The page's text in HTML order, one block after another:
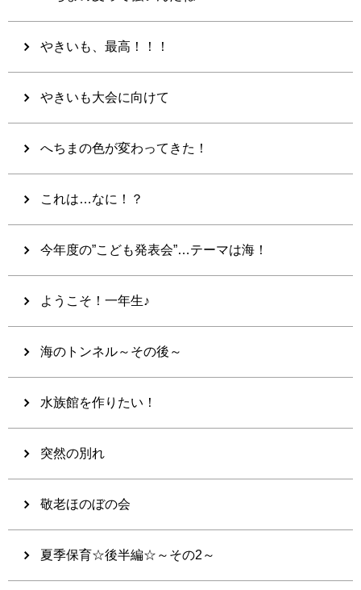
やきいも、最高！！！
やきいも大会に向けて
へちまの色が変わってきた！
これは…なに！？
今年度の”こども発表会”…テーマは海！
ようこそ！一年生♪
海のトンネル～その後～
水族館を作りたい！
突然の別れ
敬老ほのぼの会
夏季保育☆後半編☆～その2～